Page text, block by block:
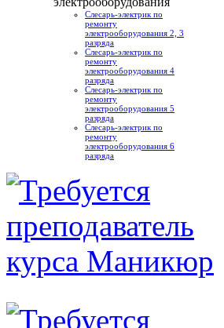
Слесарь-электрик по
ремонту
электрооборудования 2, 3
разряда
Слесарь-электрик по
ремонту
электрооборудования 4
разряда
Слесарь-электрик по
ремонту
электрооборудования 5
разряда
Слесарь-электрик по
ремонту
электрооборудования 6
разряда